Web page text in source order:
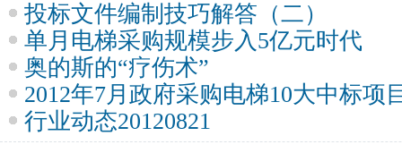
投标文件编制技巧解答（二）
单月电梯采购规模步入5亿元时代
奥的斯的“疗伤术”
2012年7月政府采购电梯10大中标项
行业动态20120821